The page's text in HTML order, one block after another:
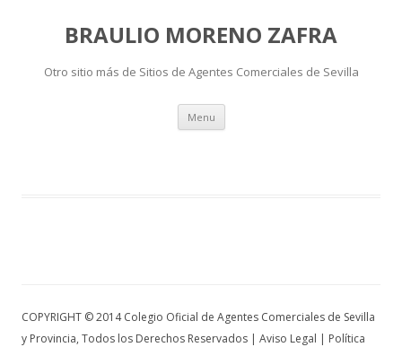
BRAULIO MORENO ZAFRA
Otro sitio más de Sitios de Agentes Comerciales de Sevilla
Menu Skip to content
COPYRIGHT © 2014 Colegio Oficial de Agentes Comerciales de Sevilla
y Provincia, Todos los Derechos Reservados | Aviso Legal | Política